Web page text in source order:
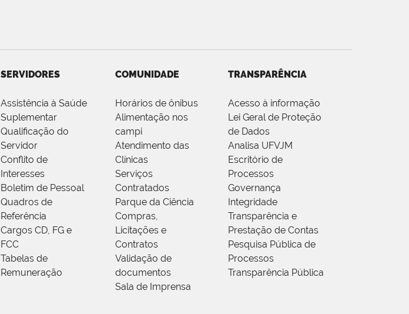
SERVIDORES
Assistência à Saúde
Suplementar
Qualificação do
Servidor
Conflito de
Interesses
Boletim de Pessoal
Quadros de
Referência
Cargos CD, FG e
FCC
Tabelas de
Remuneração
COMUNIDADE
Horários de ônibus
Alimentação nos
campi
Atendimento das
Clínicas
Serviços
Contratados
Parque da Ciência
Compras,
Licitações e
Contratos
Validação de
documentos
Sala de Imprensa
TRANSPARÊNCIA
Acesso à informação
Lei Geral de Proteção
de Dados
Analisa UFVJM
Escritório de
Processos
Governança
Integridade
Transparência e
Prestação de Contas
Pesquisa Pública de
Processos
Transparência Pública